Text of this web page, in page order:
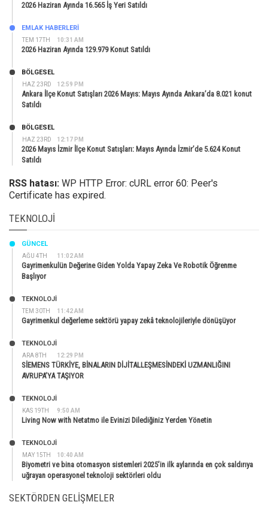
2026 Haziran Ayında 16.565 İş Yeri Satıldı
TEM 17TH 10:31 AM
EMLAK HABERLERI
2026 Haziran Ayında 129.979 Konut Satıldı
HAZ 23RD 12:59 PM
BÖLGESEL
Ankara İlçe Konut Satışları 2026 Mayıs: Mayıs Ayında Ankara’da 8.021 konut
Satıldı
HAZ 23RD 12:17 PM
BÖLGESEL
2026 Mayıs İzmir İlçe Konut Satışları: Mayıs Ayında İzmir’de 5.624 Konut
Satıldı
RSS hatası: WP HTTP Error: cURL error 60: Peer's
Certificate has expired.
TEKNOLOJI
AĞU 4TH 11:02 AM
GÜNCEL
Gayrimenkulün Değerine Giden Yolda Yapay Zeka Ve Robotik Öğrenme
Başlıyor
TEM 30TH 11:42 AM
TEKNOLOJİ
Gayrimenkul değerleme sektörü yapay zekâ teknolojileriyle dönüşüyor
ARA 8TH 12:29 PM
TEKNOLOJİ
SİEMENS TÜRKİYE, BİNALARIN DİJİTALLEŞMESİNDEKİ UZMANLIĞINI
AVRUPA’YA TAŞIYOR
KAS 19TH 9:50 AM
TEKNOLOJİ
Living Now with Netatmo ile Evinizi Dilediğiniz Yerden Yönetin
MAY 15TH 10:40 AM
TEKNOLOJİ
Biyometri ve bina otomasyon sistemleri 2025’in ilk aylarında en çok saldırıya
uğrayan operasyonel teknoloji sektörleri oldu
SEKTÖRDEN GELIŞMELER